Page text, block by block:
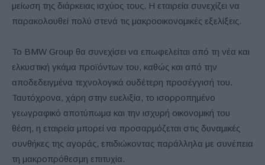
μείωση της διάρκειας ισχύος τους. Η εταιρεία συνεχίζει να
παρακολουθεί πολύ στενά τις μακροοικονομικές εξελίξεις.
Το BMW Group θα συνεχίσει να επωφελείται από τη νέα και
ελκυστική γκάμα προϊόντων του, καθώς και από την
αποδεδειγμένα τεχνολογικά ουδέτερη προσέγγισή του.
Ταυτόχρονα, χάρη στην ευελιξία, το ισορροπημένο
γεωγραφικό αποτύπωμα και την ισχυρή οικονομική του
θέση, η εταιρεία μπορεί να προσαρμόζεται στις δυναμικές
συνθήκες της αγοράς, επιδιώκοντας παράλληλα με συνέπεια
τη μακροπρόθεσμη επιτυχία.